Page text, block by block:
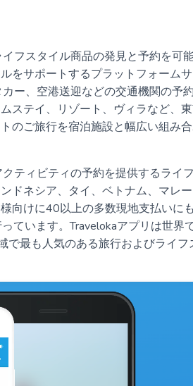
フスタイル商品の発見と予約を可
をサポートするプラットフォーム
ー、空港送迎などの交通機関の予約
ステイ、リゾート、ヴィラなど、
のご旅行を宿泊施設と幅広い組み
ティビティの予約を提供するライフ
ドネシア、タイ、ベトナム、マレ
向けに40以上の多数現地支払いにも
ています。Travelokaアプリは世界
最も人気のある旅行およびライフ